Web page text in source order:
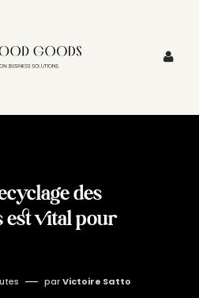
des
est vital pour
parVictoire Satto